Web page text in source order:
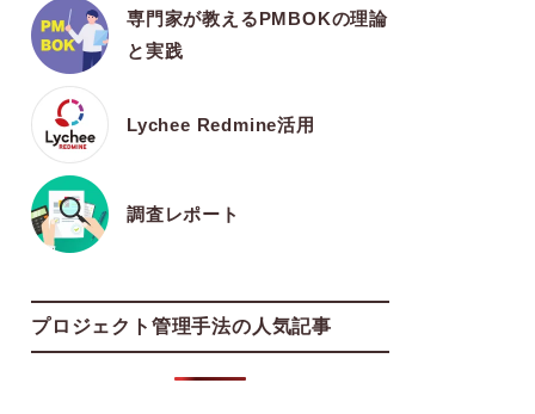
専門家が教えるPMBOKの理論
と実践
Lychee Redmine活用
調査レポート
プロジェクト管理手法の人気記事